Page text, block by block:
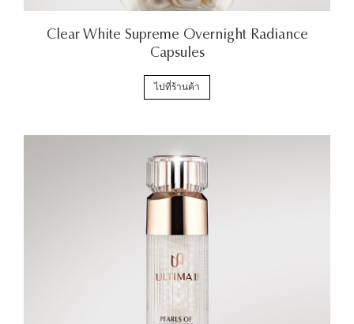
Clear White Supreme Overnight Radiance
Capsules
ไปที่ร้านค้า